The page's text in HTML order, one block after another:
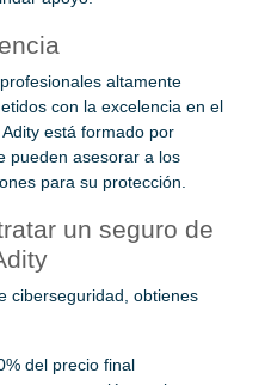
altamente
con la excelencia en el
está formado por
pueden asesorar a los
para su protección.
un seguro de
ciberseguridad, obtienes
del precio final